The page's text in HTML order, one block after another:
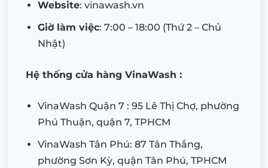
Website: vinawash.vn
Giờ làm việc: 7:00 – 18:00 (Thứ 2 – Chủ
Nhật)
Hệ thống cửa hàng VinaWash :
VinaWash Quận 7 : 95 Lê Thị Chợ, phường
Phú Thuận, quận 7, TPHCM
VinaWash Tân Phú: 87 Tân Thắng,
phường Sơn Kỳ, quận Tân Phú, TPHCM